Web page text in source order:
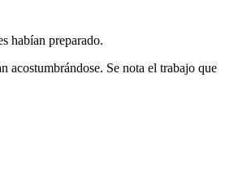
habían preparado.
acostumbrándose. Se nota el trabajo que